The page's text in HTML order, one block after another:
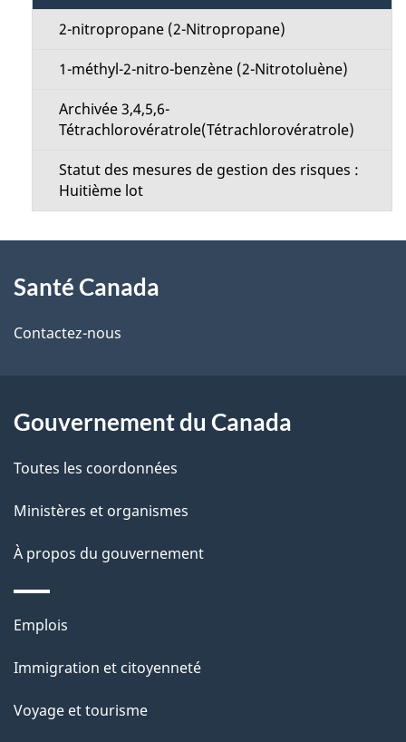
2-nitropropane (2-Nitropropane)
1-méthyl-2-nitro-benzène (2-Nitrotoluène)
Archivée 3,4,5,6-
Tétrachlorovératrole(Tétrachlorovératrole)
Statut des mesures de gestion des risques :
Huitième lot
propos
de
site
Santé Canada
Contactez-nous
Gouvernement du Canada
Toutes les coordonnées
Ministères et organismes
À propos du gouvernement
Thèmes
sujets
Emplois
Immigration et citoyenneté
Voyage et tourisme